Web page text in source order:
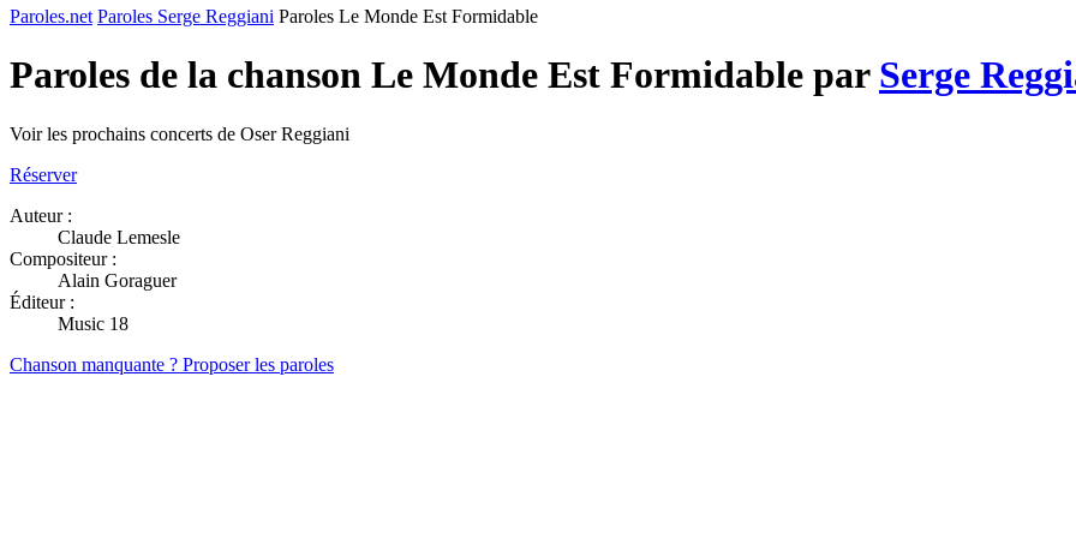
Paroles.net Paroles Serge Reggiani Paroles Le Monde Est Formidable
Paroles de la chanson Le Monde Est Formidable par Serge
Voir les prochains concerts de Oser Reggiani
Réserver
Auteur :
Claude Lemesle
Compositeur :
Alain Goraguer
Éditeur :
Music 18
Chanson manquante ? Proposer les paroles